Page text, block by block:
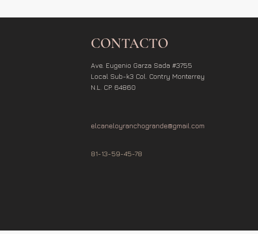
CONTACTO
Ave. Eugenio Garza Sada #3755
Local Sub-k3 Col. Contry Monterrey
N.L. CP. 64860
elcaneloyranchogrande@gmail.com
81-13-59-45-78